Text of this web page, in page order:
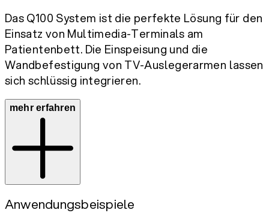
Das Q100 System ist die perfekte Lösung für den
Einsatz von Multimedia-Terminals am
Patientenbett. Die Einspeisung und die
Wandbefestigung von TV-Auslegerarmen lassen
sich schlüssig integrieren.
mehr erfahren
Anwendungsbeispiele